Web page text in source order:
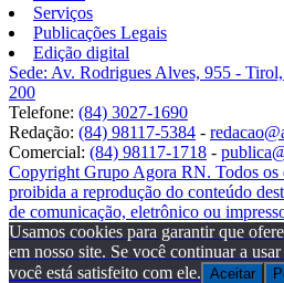
Serviços
Publicações Legais
Edição digital
Sede: Av. Rodrigues Alves, 955 -
200
Telefone: (84) 3027-1690
Redação: (84) 98117-5384 -
Comercial: (84) 98117-1718 -
Copyright Grupo Agora RN. Todos os
proibida a reprodução do conteúdo
de comunicação, eletrônico ou
Usamos cookies para garantir que
em nosso site. Se você continuar a
você está satisfeito com ele. Aceitar